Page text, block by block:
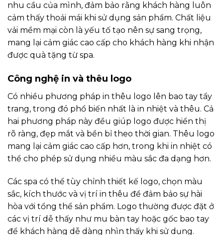
nhu cầu của mình, đảm bảo rằng khách hàng luôn
cảm thấy thoải mái khi sử dụng sản phẩm. Chất liệu
vải mềm mại còn là yếu tố tạo nên sự sang trọng,
mang lại cảm giác cao cấp cho khách hàng khi nhận
được quà tặng từ spa.
Công nghệ in và thêu logo
Có nhiều phương pháp in thêu logo lên bao tay tẩy
trang, trong đó phổ biến nhất là in nhiệt và thêu. Cả
hai phương pháp này đều giúp logo được hiển thị
rõ ràng, đẹp mắt và bền bỉ theo thời gian. Thêu logo
mang lại cảm giác cao cấp hơn, trong khi in nhiệt có
thể cho phép sử dụng nhiều màu sắc đa dạng hơn.
Các spa có thể tùy chỉnh thiết kế logo, chọn màu
sắc, kích thước và vị trí in thêu để đảm bảo sự hài
hòa với tổng thể sản phẩm. Logo thường được đặt ở
các vị trí dễ thấy như mu bàn tay hoặc gốc bao tay
để khách hàng dễ dàng nhìn thấy khi sử dụng.